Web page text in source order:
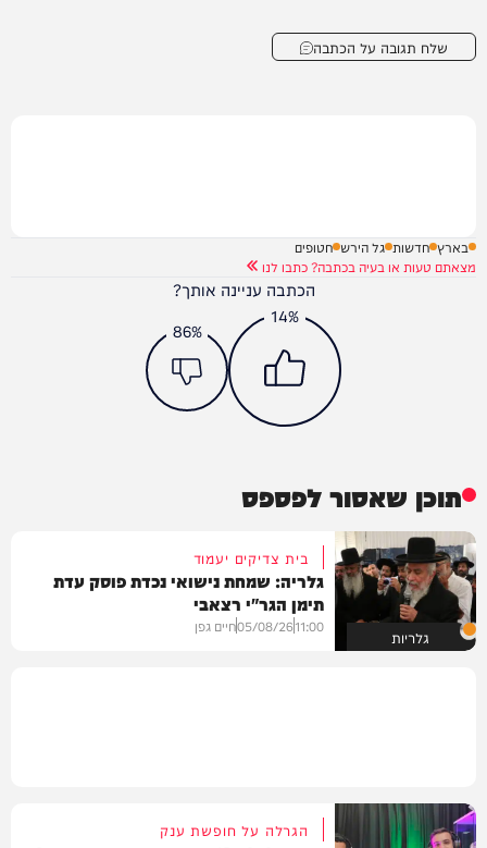
שלח תגובה על הכתבה
בארץ חדשות גל הירש חטופים
מצאתם טעות או בעיה בכתבה? כתבו לנו
הכתבה עניינה אותך?
14%
86%
תוכן שאסור לפספס
גלריות
בית צדיקים יעמוד
גלריה: שמחת נישואי נכדת פוסק עדת
תימן הגר"י רצאבי
11:00
05/08/26חיים גפן
הגרלה על חופשת ענק